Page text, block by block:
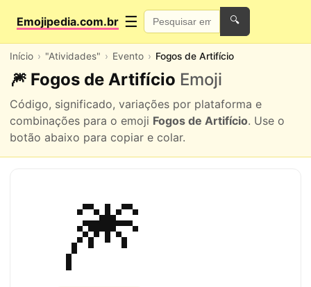
Emojipedia.com.br ☰ 🔍
Início "Atividades" Evento Fogos de Artifício
🎆 Fogos de Artifício Emoji
Código, significado, variações por plataforma e
combinações para o emoji Fogos de Artifício. Use o
botão abaixo para copiar e colar.
🎆